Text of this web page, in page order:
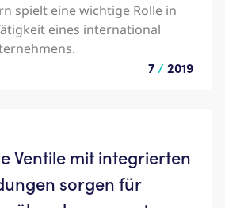
spielt eine wichtige Rolle in
eines international
7 /2019
Ventile mit integrierten
sorgen für